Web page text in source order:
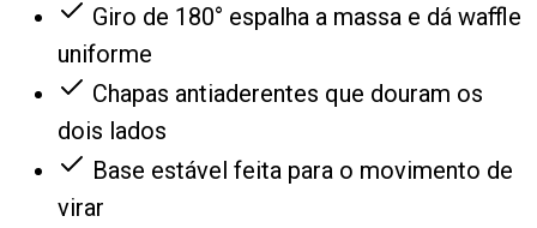
Giro de 180° espalha a massa e dá waffle
uniforme
Chapas antiaderentes que douram os
dois lados
Base estável feita para o movimento de
virar